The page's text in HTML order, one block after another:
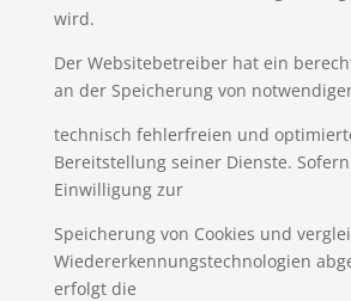
wird.
Der Websitebetreiber hat ein
an der Speicherung von
technisch fehlerfreien und
Bereitstellung seiner Dienste.
Einwilligung zur
Speicherung von Cookies und
Wiedererkennungstechnologien
erfolgt die